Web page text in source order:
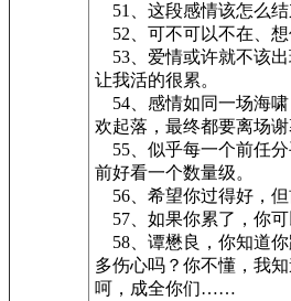
51、这段感情该怎么结
52、可不可以不在、想
53、爱情或许就不该
让我活的很累。
54、感情如同一场海
欢起落，最终都要离场谢
55、似乎每一个前任
前好看一个数量级。
56、希望你过得好，但
57、如果你累了，你可
58、谭懋良，你知道
多伤心吗？你不懂，我
呵，成全你们……